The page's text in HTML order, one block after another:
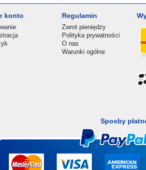
konto Regulamin
Zwrot pieniędzy
Polityka prywatności
O nas
Warunki ogólne
Sposby